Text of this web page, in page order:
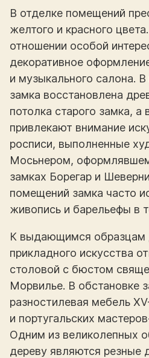
В отделке помещений
желтого и красного
отношении особой
декоративное
и музыкального салона.
замка восстановлена
потолка старого замка, а
привлекают внимание
росписи, выполненные
Мосьнером,
замках Борегар и
помещений замка часто
живопись и барельефы в
К выдающимся образцам
прикладного искусства
столовой с бюстом
Морвилье. В обстановке
разностилевая мебель
и португальских
Одним из великолепных
дереву являются резные